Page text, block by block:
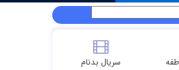
سریال بدنام